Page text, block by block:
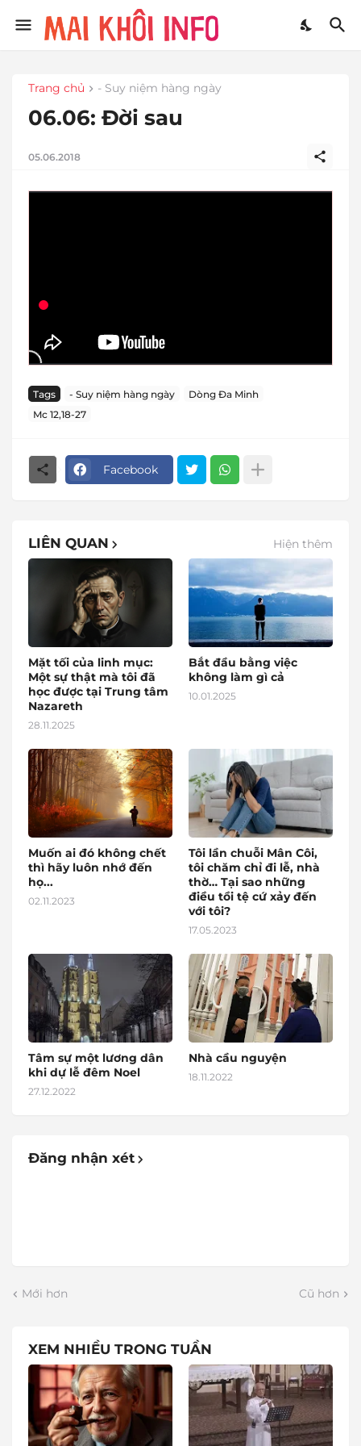
Trang chủ - Suy niệm hàng ngày
06.06: Đời sau
05.06.2018
Tags - Suy niệm hàng ngày
Dòng Đa Minh
Mc 12,18-27
Facebook
LIÊN QUAN Hiện thêm
Mặt tối của linh mục:
Một sự thật mà tôi đã
học được tại Trung tâm
Nazareth
28.11.2025
Bắt đầu bằng việc
không làm gì cả
10.01.2025
Muốn ai đó không chết
thì hãy luôn nhớ đến
họ...
02.11.2023
Tôi lần chuỗi Mân Côi,
tôi chăm chỉ đi lễ, nhà
thờ… Tại sao những
điều tồi tệ cứ xảy đến
với tôi?
17.05.2023
Tâm sự một lương dân
khi dự lễ đêm Noel
27.12.2022
Nhà cầu nguyện
18.11.2022
Đăng nhận xét
Mới hơn Cũ hơn
XEM NHIỀU TRONG TUẦN